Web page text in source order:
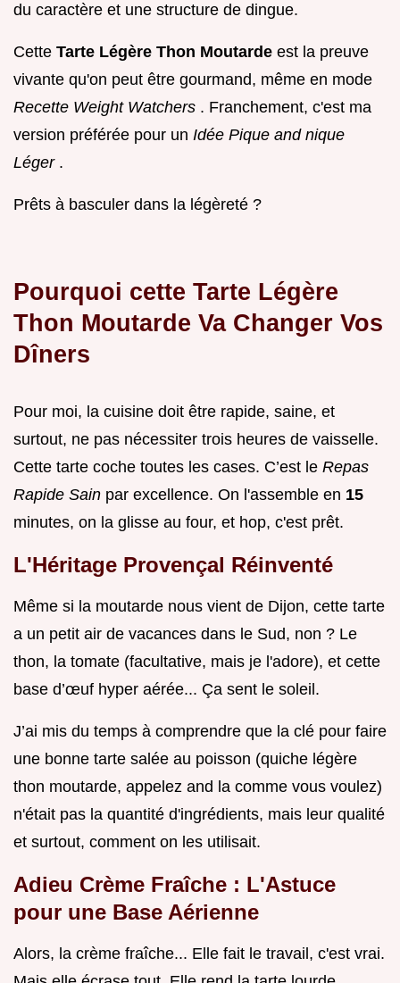
du caractère et une structure de dingue.
Cette Tarte Légère Thon Moutarde est la preuve
vivante qu'on peut être gourmand, même en mode
Recette Weight Watchers . Franchement, c'est ma
version préférée pour un Idée Pique and nique
Léger .
Prêts à basculer dans la légèreté ?
Pourquoi cette Tarte Légère
Thon Moutarde Va Changer Vos
Dîners
Pour moi, la cuisine doit être rapide, saine, et
surtout, ne pas nécessiter trois heures de vaisselle.
Cette tarte coche toutes les cases. C’est le Repas
Rapide Sain par excellence. On l'assemble en 15
minutes, on la glisse au four, et hop, c'est prêt.
L'Héritage Provençal Réinventé
Même si la moutarde nous vient de Dijon, cette tarte
a un petit air de vacances dans le Sud, non ? Le
thon, la tomate (facultative, mais je l'adore), et cette
base d’œuf hyper aérée... Ça sent le soleil.
J’ai mis du temps à comprendre que la clé pour faire
une bonne tarte salée au poisson (quiche légère
thon moutarde, appelez and la comme vous voulez)
n'était pas la quantité d'ingrédients, mais leur qualité
et surtout, comment on les utilisait.
Adieu Crème Fraîche : L'Astuce
pour une Base Aérienne
Alors, la crème fraîche... Elle fait le travail, c'est vrai.